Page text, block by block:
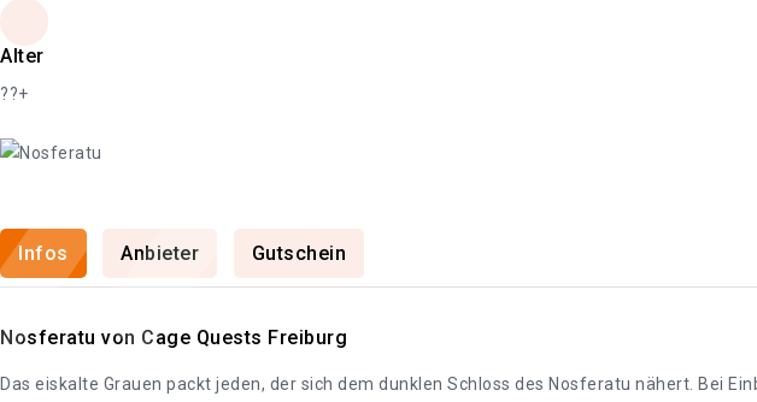
Alter
??+
Infos Anbieter Gutschein
Nosferatu von Cage Quests Freiburg
Das eiskalte Grauen packt jeden, der sich dem dunklen Schloss des Nosferatu nähert. Bei